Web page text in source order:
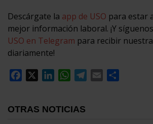
Descárgate la app de USO para estar
mejor información laboral. ¡Y
USO en Telegram para recibir
diariamente!
Facebook
LinkedInWhatsApp
Telegram
Email
OTRAS NOTICIAS